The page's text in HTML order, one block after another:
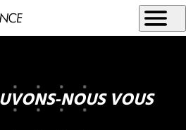
NOUS VOUS